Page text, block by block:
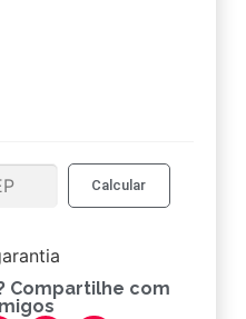
Compartilhe com